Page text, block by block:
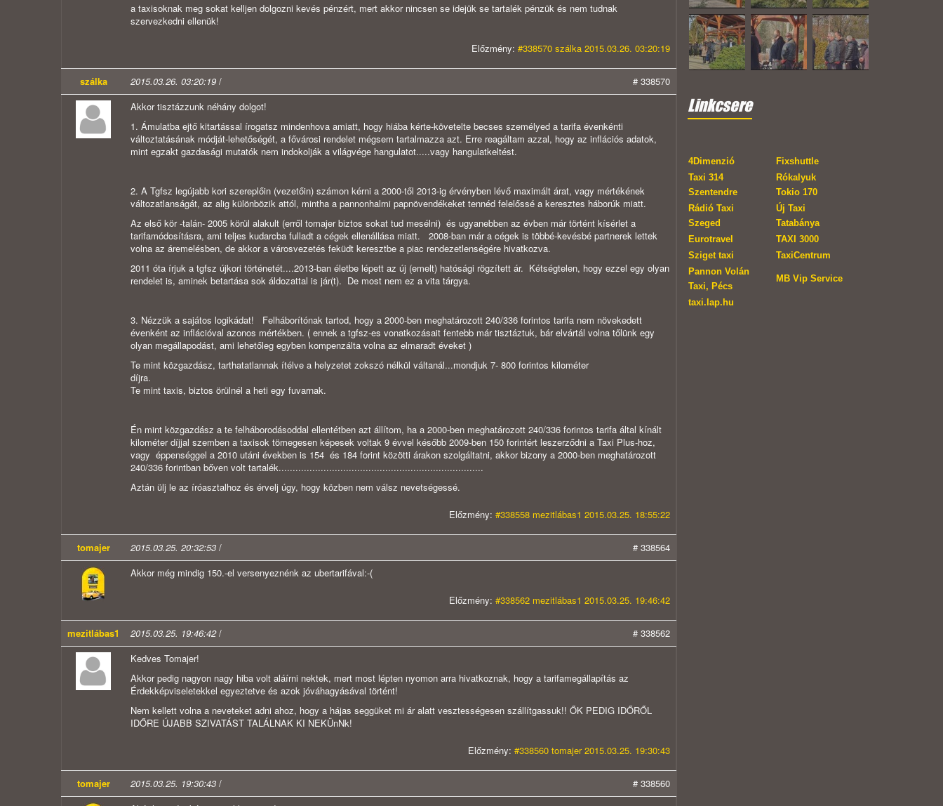
a taxisoknak meg sokat kelljen dolgozni kevés pénzért, mert akkor nincsen se idejük se tartalék pénzük és nem tudnak
szervezkedni ellenük!
Előzmény: #338570 szálka 2015.03.26. 03:20:19
szálka 2015.03.26. 03:20:19 /
# 338570
Akkor tisztázzunk néhány dolgot!
1. Ámulatba ejtő kitartással írogatsz mindenhova amiatt, hogy hiába kérte-követelte becses személyed a tarifa évenkénti
változtatásának módját-lehetőségét, a fővárosi rendelet mégsem tartalmazza azt. Erre reagáltam azzal, hogy az inflációs adatok,
mint egzakt gazdasági mutatók nem indokolják a világvége hangulatot.....vagy hangulatkeltést.
2. A Tgfsz legújabb kori szereplőin (vezetőin) számon kérni a 2000-től 2013-ig érvényben lévő maximált árat, vagy mértékének
változatlanságát, az alig különbözik attól, mintha a pannonhalmi papnövendékeket tennéd felelőssé a keresztes háborúk miatt.
Az első kör -talán- 2005 körül alakult (erről tomajer biztos sokat tud mesélni) és ugyanebben az évben már történt kísérlet a
tarifamódosításra, ami teljes kudarcba fulladt a cégek ellenállása miatt. 2008-ban már a cégek is többé-kevésbé partnerek lettek
volna az áremelésben, de akkor a városvezetés feküdt keresztbe a piac rendezetlenségére hivatkozva.
2011 óta írjuk a tgfsz újkori történetét....2013-ban életbe lépett az új (emelt) hatósági rögzített ár. Kétségtelen, hogy ezzel egy olyan
rendelet is, aminek betartása sok áldozattal is jár(t). De most nem ez a vita tárgya.
3. Nézzük a sajátos logikádat! Felháborítónak tartod, hogy a 2000-ben meghatározott 240/336 forintos tarifa nem növekedett
évenként az inflációval azonos mértékben. ( ennek a tgfsz-es vonatkozásait fentebb már tisztáztuk, bár elvártál volna tőlünk egy
olyan megállapodást, ami lehetőleg egyben kompenzálta volna az elmaradt éveket )
Te mint közgazdász, tarthatatlannak ítélve a helyzetet zokszó nélkül váltanál...mondjuk 7- 800 forintos kilométer
díjra.
Te mint taxis, biztos örülnél a heti egy fuvarnak.
Én mint közgazdász a te felháborodásoddal ellentétben azt állítom, ha a 2000-ben meghatározott 240/336 forintos tarifa által kínált
kilométer díjjal szemben a taxisok tömegesen képesek voltak 9 évvel később 2009-ben 150 forintért leszerződni a Taxi Plus-hoz,
vagy éppenséggel a 2010 utáni években is 154 és 184 forint közötti árakon szolgáltatni, akkor bizony a 2000-ben meghatározott
240/336 forintban bőven volt tartalék.........................................................................
Aztán ülj le az íróasztalhoz és érvelj úgy, hogy közben nem válsz nevetségessé.
Előzmény: #338558 mezitlábas1 2015.03.25. 18:55:22
tomajer 2015.03.25. 20:32:53 /
# 338564
Akkor még mindig 150.-el versenyeznénk az ubertarifával:-(
Előzmény: #338562 mezitlábas1 2015.03.25. 19:46:42
mezitlábas1 2015.03.25. 19:46:42/
# 338562
Kedves Tomajer!
Akkor pedig nagyon nagy hiba volt aláírni nektek, mert most lépten nyomon arra hivatkoznak, hogy a tarifamegállapítás az
Érdekképviseletekkel egyeztetve és azok jóváhagyásával történt!
Nem kellett volna a neveteket adni ahoz, hogy a hájas seggüket mi ár alatt vesztességesen szállítgassuk!! ŐK PEDIG IDŐRŐL
IDŐRE ÚJABB SZIVATÁST TALÁLNAK KI NEKÜnNk!
Előzmény: #338560 tomajer 2015.03.25. 19:30:43
tomajer 2015.03.25. 19:30:43 /
# 338560
Linkcsere
4Dimenzió
Fixshuttle
Taxi 314
Szentendre
Rókalyuk
Tokio 170
Rádió Taxi
Szeged
Új Taxi
Tatabánya
Eurotravel
TAXI 3000
Sziget taxi
TaxiCentrum
Pannon Volán
Taxi, Pécs
MB Vip Service
taxi.lap.hu